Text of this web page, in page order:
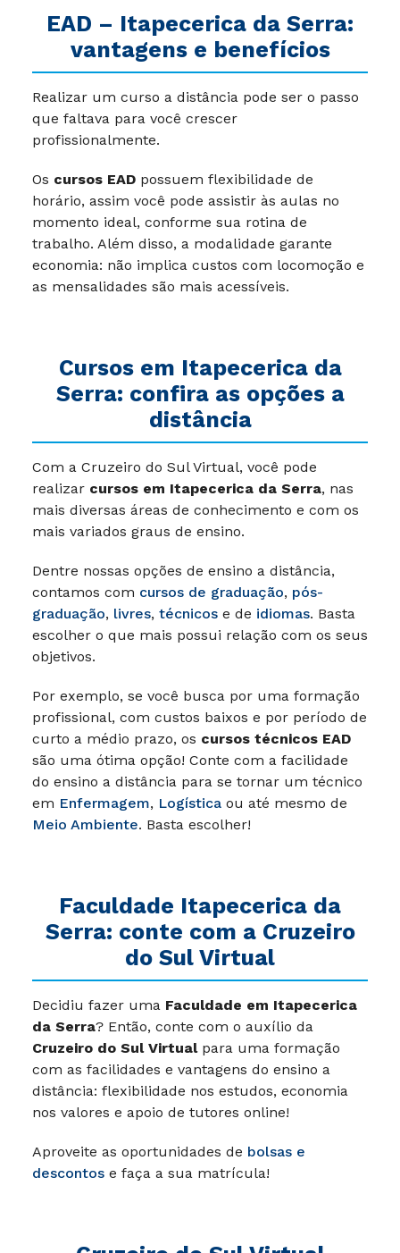
EAD – Itapecerica da Serra:
vantagens e benefícios
Realizar um curso a distância pode ser o passo
que faltava para você crescer
profissionalmente.
Os cursos EAD possuem flexibilidade de
horário, assim você pode assistir às aulas no
momento ideal, conforme sua rotina de
trabalho. Além disso, a modalidade garante
economia: não implica custos com locomoção e
as mensalidades são mais acessíveis.
Cursos em Itapecerica da
Serra: confira as opções a
distância
Com a Cruzeiro do Sul Virtual, você pode
realizar cursos em Itapecerica da Serra, nas
mais diversas áreas de conhecimento e com os
mais variados graus de ensino.
Dentre nossas opções de ensino a distância,
contamos com cursos de graduação, pós-
graduação, livres, técnicos e de idiomas. Basta
escolher o que mais possui relação com os seus
objetivos.
Por exemplo, se você busca por uma formação
profissional, com custos baixos e por período de
curto a médio prazo, os cursos técnicos EAD
são uma ótima opção! Conte com a facilidade
do ensino a distância para se tornar um técnico
em Enfermagem, Logística ou até mesmo de
Meio Ambiente. Basta escolher!
Faculdade Itapecerica da
Serra: conte com a Cruzeiro
do Sul Virtual
Decidiu fazer uma Faculdade em Itapecerica
da Serra? Então, conte com o auxílio da
Cruzeiro do Sul Virtualpara uma formação
com as facilidades e vantagens do ensino a
distância: flexibilidade nos estudos, economia
nos valores e apoio de tutores online!
Aproveite as oportunidades de bolsas e
descontos e faça a sua matrícula!